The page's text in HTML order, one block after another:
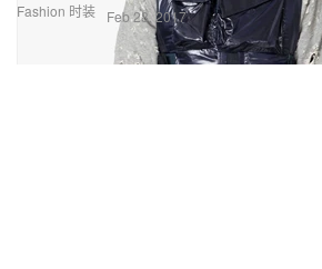
Fashion 时装 Feb 28, 2017